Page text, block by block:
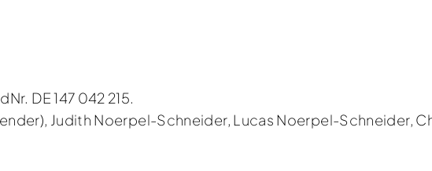
DE 147 042 215.
Judith Noerpel-Schneider, Lucas Noerpel-Schneider,